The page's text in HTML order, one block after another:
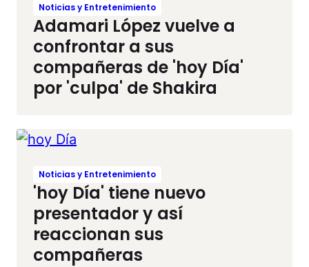
Noticias y Entretenimiento
Adamari López vuelve a
confrontar a sus
compañeras de 'hoy Día'
por 'culpa' de Shakira
Noticias y Entretenimiento
'hoy Día' tiene nuevo
presentador y así
reaccionan sus
compañeras